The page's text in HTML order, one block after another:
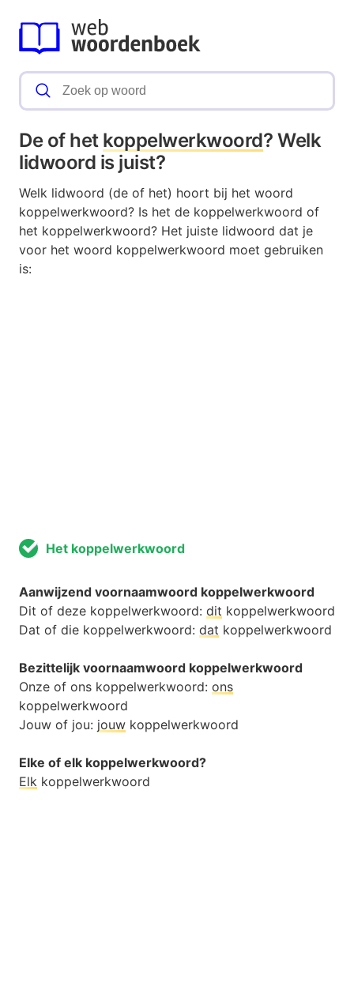
De of het koppelwerkwoord? Welk
lidwoord is juist?
Welk lidwoord (de of het) hoort bij het woord
koppelwerkwoord? Is het de koppelwerkwoord of
het koppelwerkwoord? Het juiste lidwoord dat je
voor het woord koppelwerkwoord moet gebruiken
is:
Het koppelwerkwoord
Aanwijzend voornaamwoord koppelwerkwoord
Dit of deze koppelwerkwoord: dit koppelwerkwoord
Dat of die koppelwerkwoord: dat koppelwerkwoord
Bezittelijk voornaamwoord koppelwerkwoord
Onze of ons koppelwerkwoord: ons
koppelwerkwoord
Jouw of jou: jouw koppelwerkwoord
Elke of elk koppelwerkwoord?
Elk koppelwerkwoord